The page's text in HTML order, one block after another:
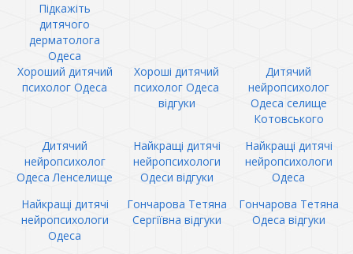
Підкажіть
дитячого
дерматолога
Одеса
Хороший дитячий
психолог Одеса
Хороші дитячий
психолог Одеса
відгуки
Дитячий
нейропсихолог
Одеса селище
Котовського
Дитячий
нейропсихолог
Одеса Ленселище
Найкращі дитячі
нейропсихологи
Одеси відгуки
Найкращі дитячі
нейропсихологи
Одеса
Найкращі дитячі
нейропсихологи
Одеса
Гончарова Тетяна
Сергіївна відгуки
Гончарова Тетяна
Одеса відгуки